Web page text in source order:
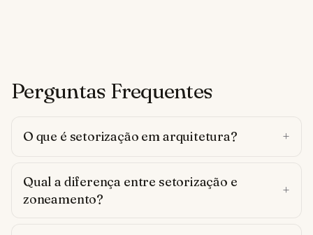
Perguntas Frequentes
O que é setorização em arquitetura?
Qual a diferença entre setorização e
zoneamento?